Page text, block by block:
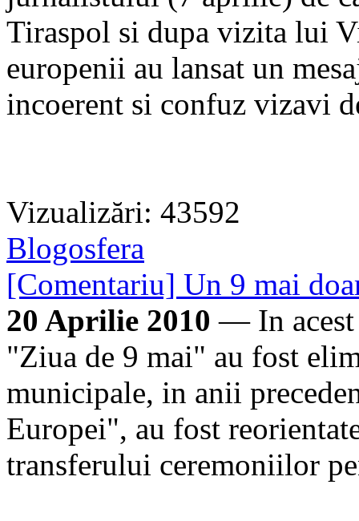
Tiraspol si dupa vizita lui
europenii au lansat un
incoerent si confuz vizavi
Vizualizări: 43592
Blogosfera
[Comentariu] Un 9 mai
20 Aprilie 2010 — In acest
"Ziua de 9 mai" au fost
municipale, in anii
Europei", au fost
transferului ceremoniilor